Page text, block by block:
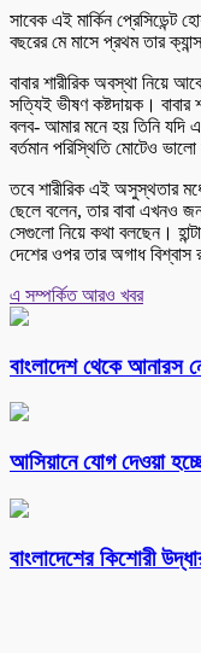
সাবেক এই মার্কিন প্রেসিডেন্ট
বছরের মে মাসে প্রথম তার
বাবার শারীরিক অবস্থা নিয়ে
সত্যিই ভীষণ কষ্টদায়ক।
বলব- আমার মনে হয় তিনি
বর্তমান পরিস্থিতি মোটেও
তবে শারীরিক এই অসুস্থতার
ছেলে বলেন, তার বাবা এখনও
সেগুলো নিয়ে কথা বলছেন।
দেশের ওপর তার অগাধ বিশ্বাস
এ সম্পর্কিত আরও খবর
বাংলাদেশ থেকে আনারস
আসিয়ানে যোগ দেওয়া
বাংলাদেশের কিশোরী